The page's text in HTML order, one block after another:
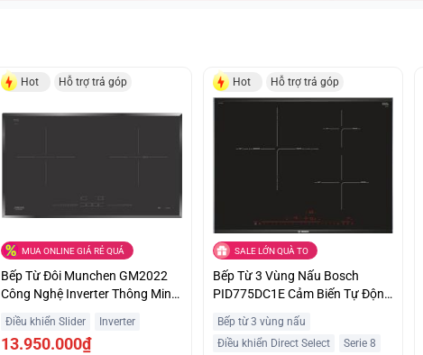
Hot Hỗ trợ trả góp
MUA ONLINE GIÁ RẺ QUÁ
Bếp Từ Đôi Munchen GM2022
Công Nghệ Inverter Thông Minh
Điều khiển Slider Inverter
13.950.000₫
Hot Hỗ trợ trả góp
SALE LỚN QUÀ TO
Bếp Từ 3 Vùng Nấu Bosch
PID775DC1E Cảm Biến Tự Động
Bếp từ 3 vùng nấu
Điều khiển Direct Select
Serie 8